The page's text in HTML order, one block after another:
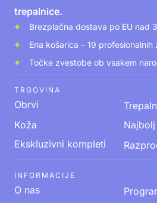
trepalnice.
Brezplačna dostava po EU nad
Ena košarica – 19 profesionalnih
Točke zvestobe ob vsakem
TRGOVINA
Obrvi
Koža
Ekskluzivni kompleti
INFORMACIJE
O nas